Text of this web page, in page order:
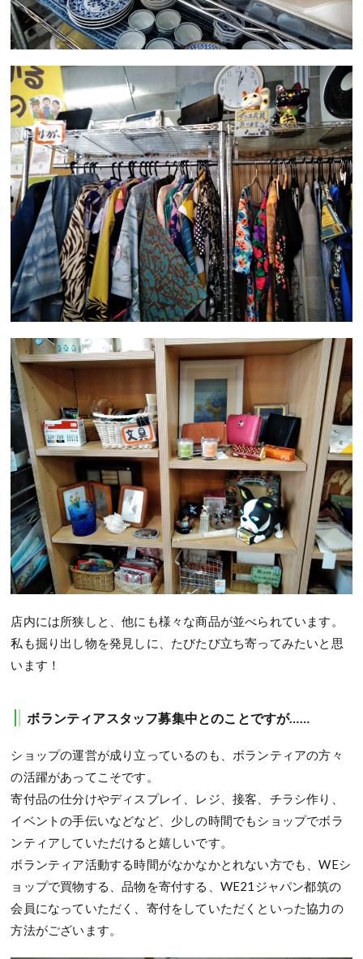
店内には所狭しと、他にも様々な商品が並べられています。
私も掘り出し物を発見しに、たびたび立ち寄ってみたいと思
います！
ボランティアスタッフ募集中とのことですが……
ショップの運営が成り立っているのも、ボランティアの方々
の活躍があってこそです。
寄付品の仕分けやディスプレイ、レジ、接客、チラシ作り、
イベントの手伝いなどなど、少しの時間でもショップでボラ
ンティアしていただけると嬉しいです。
ボランティア活動する時間がなかなかとれない方でも、WEシ
ョップで買物する、品物を寄付する、WE21ジャパン都筑の
会員になっていただく、寄付をしていただくといった協力の
方法がございます。